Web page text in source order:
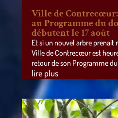
Ville de
au Programme du
débutent le 17 août
Et si un nouvel arbre prenait
Ville de Contrecœur est
retour de son Programme du
lire plus